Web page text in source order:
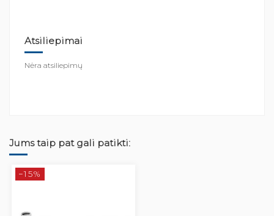
Atsiliepimai
Nėra atsiliepimų
Jums taip pat gali patikti:
−15%